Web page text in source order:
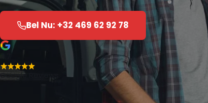
Bel Nu: +32 469 62 92 78
Google Reviews